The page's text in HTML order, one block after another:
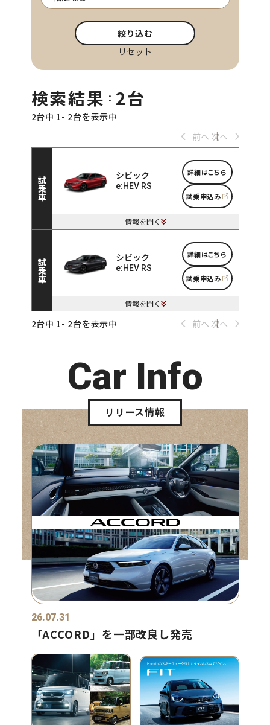
絞り込む
リセット
検索結果 ： 2台
2台中 1- 2台を表示中
前へ 次へ
試乗車
シビック
e:HEV RS
詳細はこちら
試乗申込み
情報を開く
試乗車
シビック
e:HEV RS
詳細はこちら
試乗申込み
情報を開く
2台中 1- 2台を表示中 前へ 次へ
Car Info
リリース情報
26.07.31
「ACCORD」を一部改良し発売